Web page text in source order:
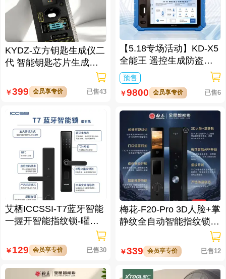
KYDZ-立方钥匙生成仪二
代 智能钥匙芯片生成与
数据处理仪/立方钥匙生
成仪二代
￥399 会员享专价 已售43
艾栖ICCSSI-T7蓝牙智能
一握开智能指纹锁-曜石
黑 多方式开锁 蓝牙智能
管理
￥129 会员享专价 已售30
【5.18专场活动】KD-X5
全能王 遥控生成防盗匹
配仪
预售
￥9800 会员享专价 已售6
梅花-F20-Pro 3D人脸+掌
静纹全自动智能指纹锁
逗留抓拍 高清可视对讲
￥339 会员享专价 已售12